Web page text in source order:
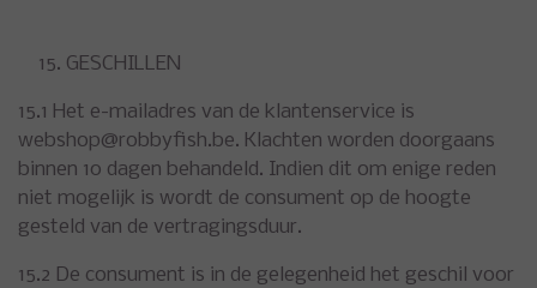
GESCHILLEN
15.1 Het e-mailadres van de klantenservice is
webshop@robbyfish.be. Klachten worden doorgaans
binnen 10 dagen behandeld. Indien dit om enige reden
niet mogelijk is wordt de consument op de hoogte
gesteld van de vertragingsduur.
15.2 De consument is in de gelegenheid het geschil voor